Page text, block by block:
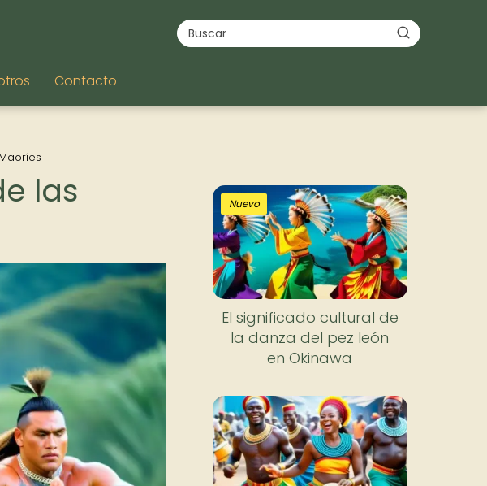
Contacto
las
Nuevo
El significado cultural de
la danza del pez león
en Okinawa